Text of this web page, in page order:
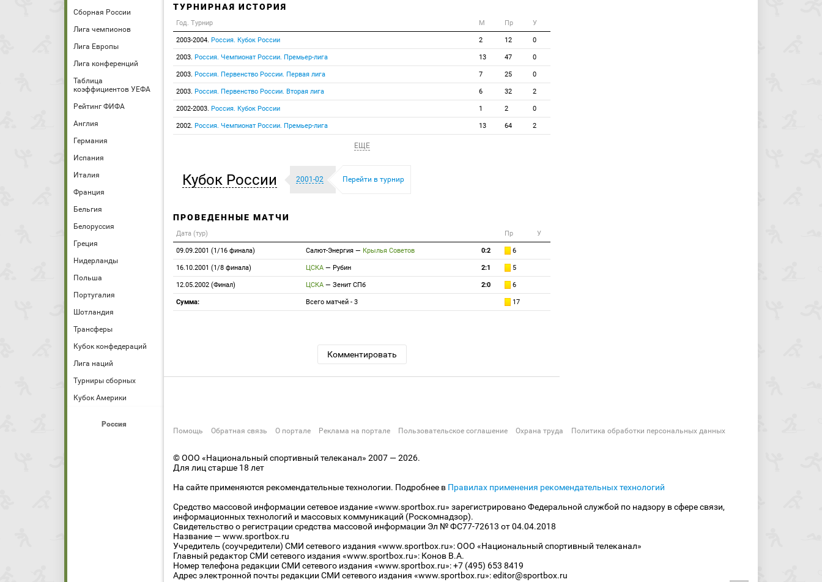
Сборная России
Лига чемпионов
Лига Европы
Лига конференций
Таблица
коэффициентов УЕФА
Рейтинг ФИФА
Англия
Германия
Испания
Италия
Франция
Бельгия
Белоруссия
Греция
Нидерланды
Польша
Португалия
Шотландия
Трансферы
Кубок конфедераций
Лига наций
Турниры сборных
Кубок Америки
Россия
ТУРНИРНАЯ ИСТОРИЯ
Год. Турнир М Пр У
2003-2004. Россия. Кубок России 2 12 0
2003. Россия. Чемпионат России. Премьер-лига 13 47 0
2003. Россия. Первенство России. Первая лига 7 25 0
2003. Россия. Первенство России. Вторая лига 6 32 2
2002-2003. Россия. Кубок России 1 2 0
2002. Россия. Чемпионат России. Премьер-лига 13 64 2
ЕЩЕ
Кубок России 2001-02 Перейти в турнир
ПРОВЕДЕННЫЕ МАТЧИ
Дата (тур) Пр У
09.09.2001 (1/16 финала) Салют-Энергия — Крылья Советов 0:2 6
16.10.2001 (1/8 финала) ЦСКА — Рубин 2:1 5
12.05.2002 (Финал) ЦСКА — Зенит СПб 2:0 6
Сумма: Всего матчей - 3 17
Комментировать
Помощь Обратная связь О портале Реклама на портале Пользовательское соглашение Охрана труда Политика обработки персональных данных
© ООО «Национальный спортивный телеканал» 2007 — 2026.
Для лиц старше 18 лет
На сайте применяются рекомендательные технологии. Подробнее в Правилах применения рекомендательных технологий
Средство массовой информации сетевое издание «www.sportbox.ru» зарегистрировано Федеральной службой по надзору в сфере связи,
информационных технологий и массовых коммуникаций (Роскомнадзор).
Свидетельство о регистрации средства массовой информации Эл № ФС77-72613 от 04.04.2018
Название — www.sportbox.ru
Учредитель (соучредители) СМИ сетевого издания «www.sportbox.ru»: ООО «Национальный спортивный телеканал»
Главный редактор СМИ сетевого издания «www.sportbox.ru»: Конов В.А.
Номер телефона редакции СМИ сетевого издания «www.sportbox.ru»: +7 (495) 653 8419
Адрес электронной почты редакции СМИ сетевого издания «www.sportbox.ru»: editor@sportbox.ru